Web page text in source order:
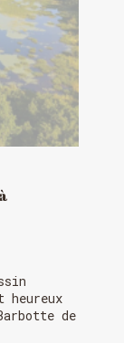
heureux
de